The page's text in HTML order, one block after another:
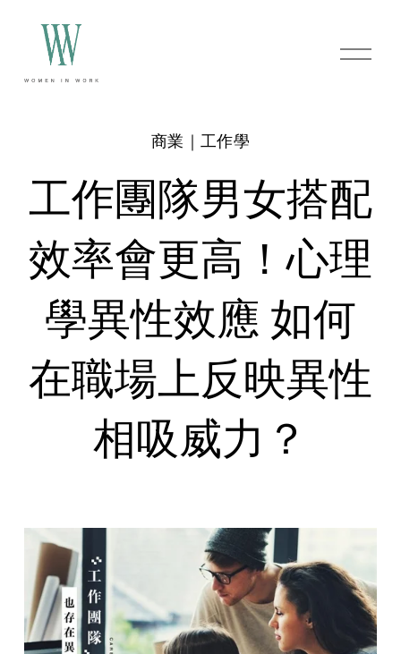
O
p
工作團隊男女搭配
效率會更高！心理
學異性效應 如何
在職場上反映異性
相吸威力？
商業｜工作學